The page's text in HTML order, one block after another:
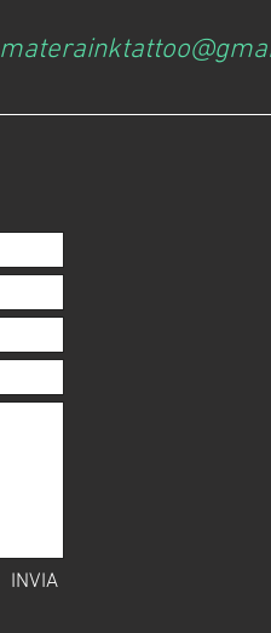
INVIA